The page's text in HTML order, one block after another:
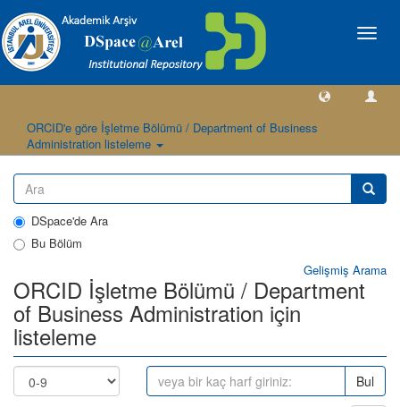
Geçiş
ORCID'e göre İşletme Bölümü / Department of Business
Administration listeleme
DSpace'de Ara
Bu Bölüm
Gelişmiş Arama
ORCID İşletme Bölümü / Department
of Business Administration için
listeleme
Bul